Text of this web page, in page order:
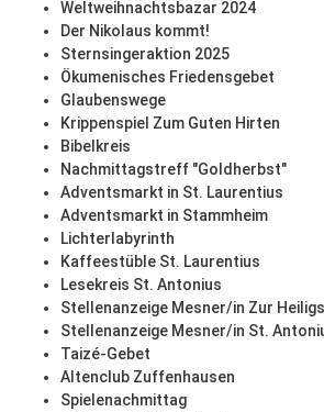
Weltweihnachtsbazar 2024
Der Nikolaus kommt!
Sternsingeraktion 2025
Ökumenisches Friedensgebet
Glaubenswege
Krippenspiel Zum Guten Hirten
Bibelkreis
Nachmittagstreff "Goldherbst"
Adventsmarkt in St. Laurentius
Adventsmarkt in Stammheim
Lichterlabyrinth
Kaffeestüble St. Laurentius
Lesekreis St. Antonius
Stellenanzeige Mesner/in Zur
Stellenanzeige Mesner/in St.
Taizé-Gebet
Altenclub Zuffenhausen
Spielenachmittag